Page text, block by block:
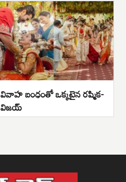
వివాహ బంధంతో ఒక్కటైన రష్మిక-
విజయ్